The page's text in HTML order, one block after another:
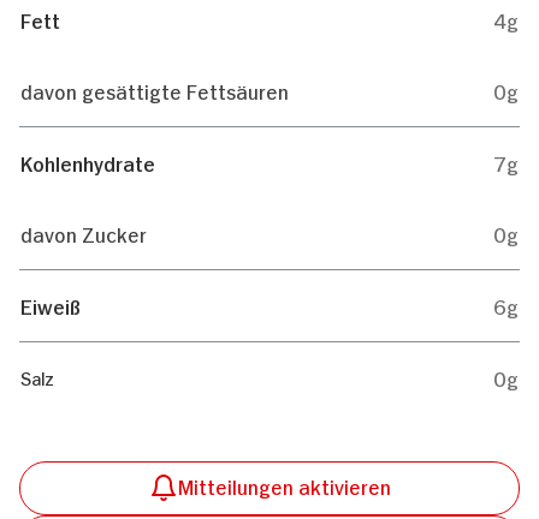
Fett 4g
davon gesättigte Fettsäuren 0g
Kohlenhydrate 7g
davon Zucker 0g
Eiweiß 6g
Salz 0g
Mitteilungen aktivieren